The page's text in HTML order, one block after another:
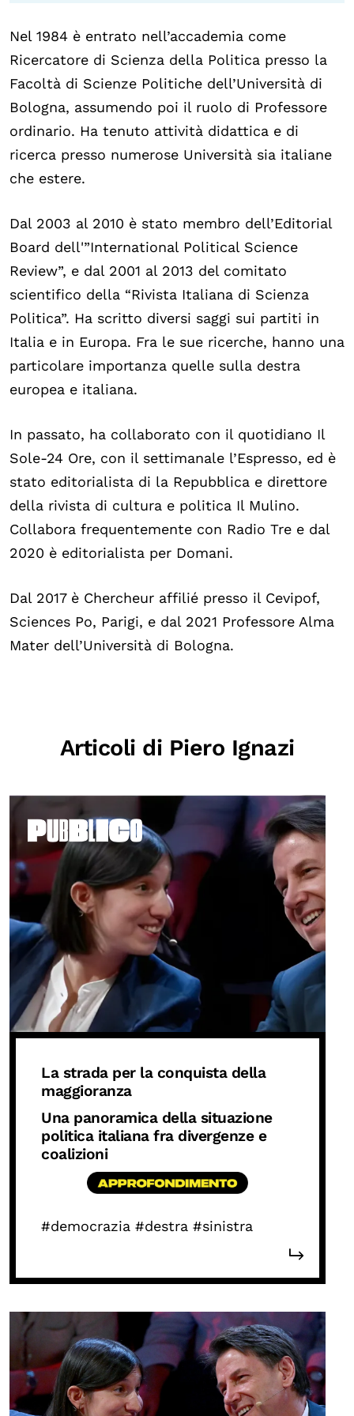
Mostre digitali
I CONTENUTI
Osservatori di ricerca
Progetti Nazionali
Progetti Internazionali
Storie di Resistenza, ottant’anni dopo
Calendario civile
Elezioni dal mondo
Podcast
OLTRE LA SCUOLA
Attività per bambine e bambini
Programmi per le scuole
Under25
Classici del Pensiero Politico
Master e Executive Program
Nel 1984 è entrato nell’accademia come
Ricercatore di Scienza della Politica presso la
Facoltà di Scienze Politiche dell’Università di
Bologna, assumendo poi il ruolo di Professore
ordinario. Ha tenuto attività didattica e di
ricerca presso numerose Università sia italiane
che estere.
Dal 2003 al 2010 è stato membro dell’Editorial
Board dell'”International Political Science
Review”, e dal 2001 al 2013 del comitato
scientifico della “Rivista Italiana di Scienza
Politica”. Ha scritto diversi saggi sui partiti in
Italia e in Europa. Fra le sue ricerche, hanno una
particolare importanza quelle sulla destra
europea e italiana.
In passato, ha collaborato con il quotidiano Il
Sole-24 Ore, con il settimanale l’Espresso, ed è
stato editorialista di la Repubblica e direttore
della rivista di cultura e politica Il Mulino.
Collabora frequentemente con Radio Tre e dal
2020 è editorialista per Domani.
Dal 2017 è Chercheur affilié presso il Cevipof,
Sciences Po, Parigi, e dal 2021 Professore Alma
Mater dell’Università di Bologna.
Articoli di Piero Ignazi
La strada per la conquista della
maggioranza
Una panoramica della situazione
politica italiana fra divergenze e
coalizioni
#democrazia #destra #sinistra